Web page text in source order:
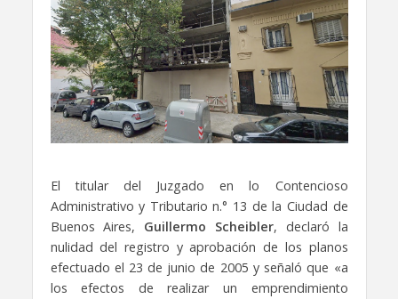
El titular del Juzgado en lo Contencioso
Administrativo y Tributario n.° 13 de la Ciudad de
Buenos Aires, Guillermo Scheibler, declaró la
nulidad del registro y aprobación de los planos
efectuado el 23 de junio de 2005 y señaló que «a
los efectos de realizar un emprendimiento